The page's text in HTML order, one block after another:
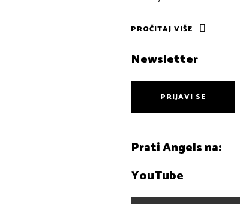
PROČITAJ VIŠE
Newsletter
PRIJAVI SE
Prati Angels na:
YouTube